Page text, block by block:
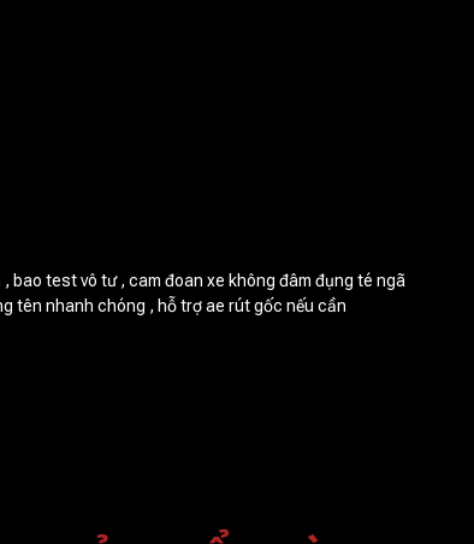
bao test vô tư , cam đoan xe không đâm đụng té ngã
tên nhanh chóng , hỗ trợ ae rút gốc nếu cần